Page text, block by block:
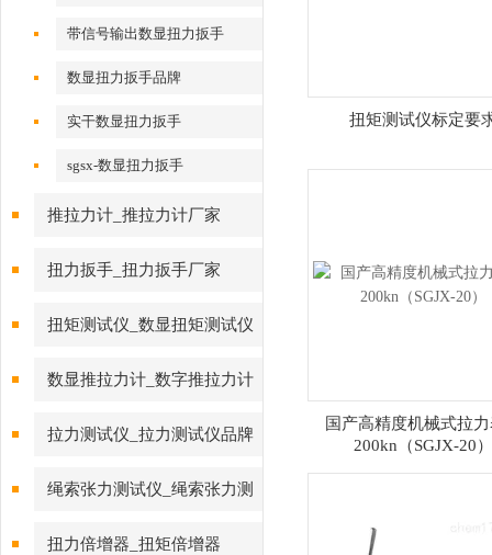
带信号输出数显扭力扳手
数显扭力扳手品牌
实干数显扭力扳手
sgsx-数显扭力扳手
推拉力计_推拉力计厂家
扭力扳手_扭力扳手厂家
扭矩测试仪_数显扭矩测试仪
数显推拉力计_数字推拉力计
拉力测试仪_拉力测试仪品牌
绳索张力测试仪_绳索张力测
试仪
扭力倍增器_扭矩倍增器
扭矩测试仪标定要
国产高精度机械式拉
200kn（SGJX-20）